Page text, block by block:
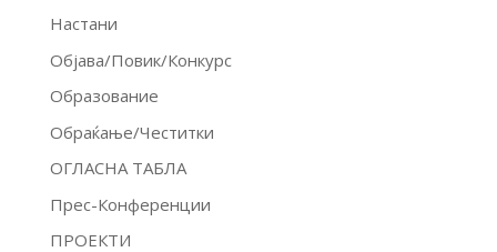
Настани
Објава/Повик/Конкурс
Образование
Обраќање/Честитки
ОГЛАСНА ТАБЛА
Прес-Конференции
ПРОЕКТИ